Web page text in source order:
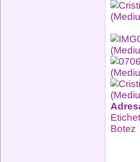
Botez